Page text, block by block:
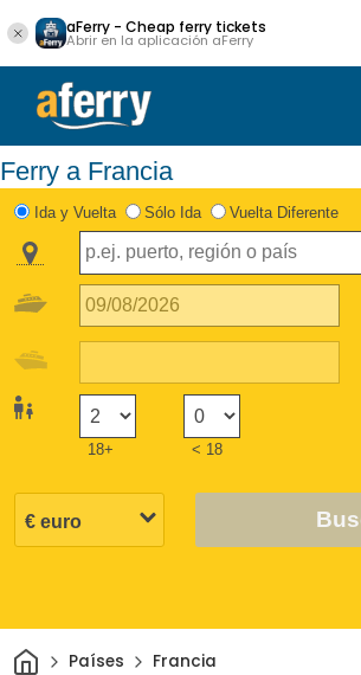
aFerry - Cheap ferry tickets
Abrir en la aplicación aFerry
Ferry a Francia
Ida y Vuelta Sólo Ida Vuelta Diferente
18+ < 18
InicioPaíses Francia